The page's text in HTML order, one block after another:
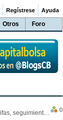
Otros Foro
Regístrese Ayuda
Enviar paquetes a Francia: tarifas, seguimiento y ventajas destacadas
0